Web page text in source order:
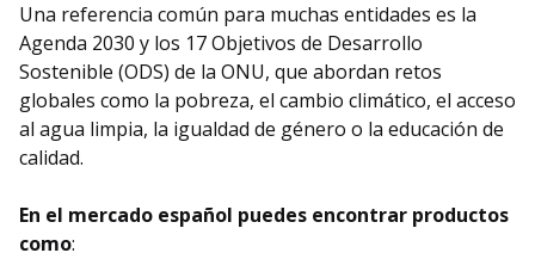
Una referencia común para muchas entidades es la
Agenda 2030 y los 17 Objetivos de Desarrollo
Sostenible (ODS) de la ONU, que abordan retos
globales como la pobreza, el cambio climático, el acceso
al agua limpia, la igualdad de género o la educación de
calidad.
En el mercado español puedes encontrar productos
como: